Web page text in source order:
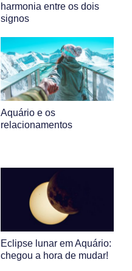
harmonia entre os dois
signos
Aquário e os
relacionamentos
Eclipse lunar em Aquário:
chegou a hora de mudar!